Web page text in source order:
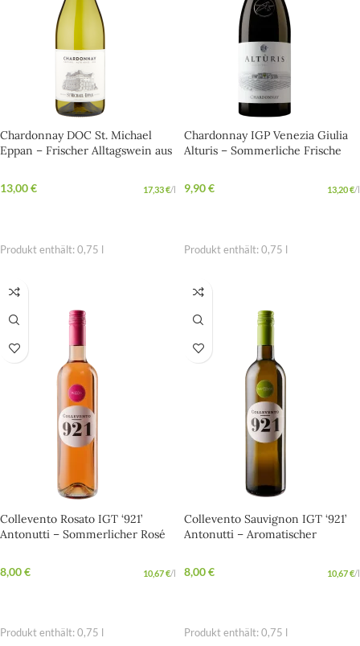
Chardonnay DOC St. Michael
Eppan – Frischer Alltagswein aus
13,00€ 17,33€/l
Produkt enthält: 0,75 l
Chardonnay IGP Venezia Giulia
Alturis – Sommerliche Frische
9,90€ 13,20€/l
Produkt enthält: 0,75 l
Collevento Rosato IGT ‘921’
Antonutti – Sommerlicher Rosé
8,00€ 10,67€/l
Produkt enthält: 0,75
Collevento Sauvignon IGT ‘921’
Antonutti – Aromatischer
8,00€ 10,67€/l
Produkt enthält: 0,75